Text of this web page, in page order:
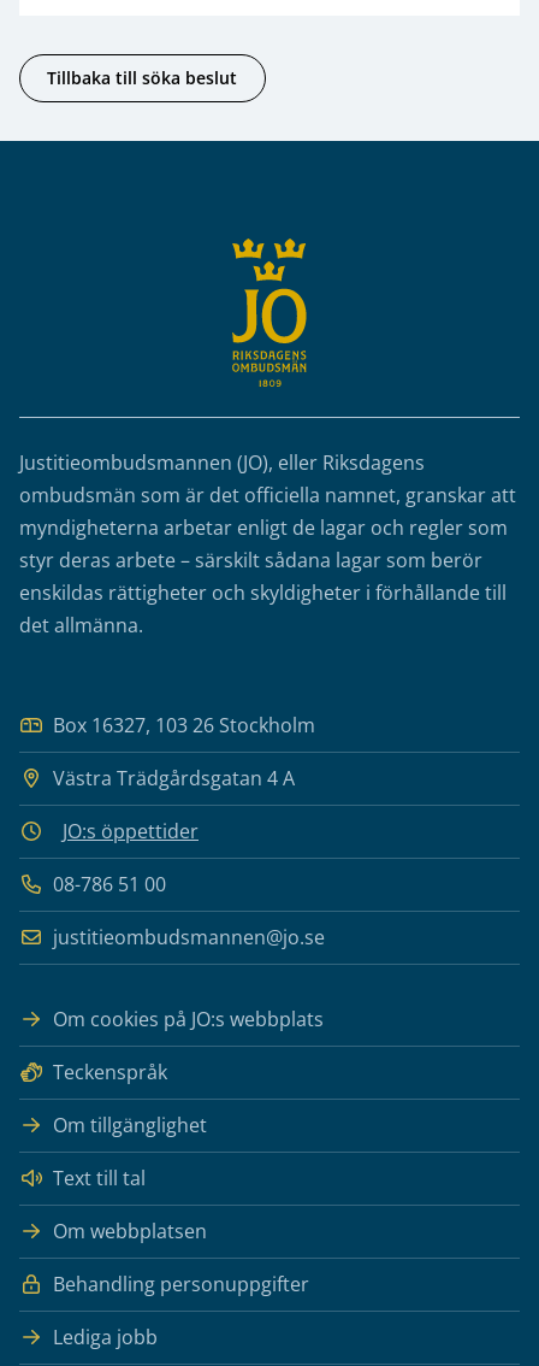
Tillbaka till söka beslut
Justitieombudsmannen (JO), eller Riksdagens
ombudsmän som är det officiella namnet, granskar att
myndigheterna arbetar enligt de lagar och regler som
styr deras arbete – särskilt sådana lagar som berör
enskildas rättigheter och skyldigheter i förhållande till
det allmänna.
Box 16327, 103 26 Stockholm
Västra Trädgårdsgatan 4 A
JO:s öppettider
08-786 51 00
justitieombudsmannen@jo.se
Om cookies på JO:s webbplats
Teckenspråk
Om tillgänglighet
Text till tal
Om webbplatsen
Behandling personuppgifter
Lediga jobb